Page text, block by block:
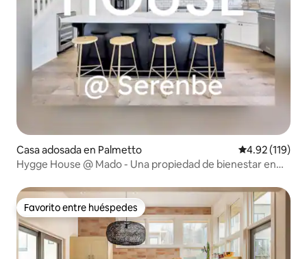
Casa adosada en Palmetto Calificación
4.92 (119)
Hygge House @ Mado - Una propiedad de bienestar en
Favorito entre huéspedes
Favorito entre huéspedes